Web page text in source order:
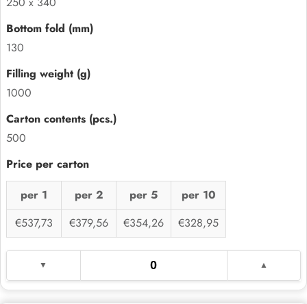
130
1000
500
per 1 per 2 per 5
per 10
€537,73
€379,56 €354,26 €328,95